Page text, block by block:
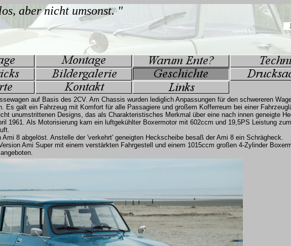
auf Basis des 2CV. Am Chassis wurden lediglich Anpassungen für den schwereren
Es galt ein Fahrzeug mit Komfort für alle Passagiere und großem Kofferreum bei einer
unumstrittenen Designs, das als Charakteristisches Merkmal über eine nach innen geneigte
1961. Als Motorisierung kam ein luftgekühlter Boxermotor mit 602ccm und 19,5PS Leistung
Ami 8 abgelöst. Anstelle der 'verkehrt' geneigten Heckscheibe besaß der Ami 8 ein Schrägheck.
Ami Super mit einem verstärkten Fahrgestell und einem 1015ccm großen 4-Zylinder